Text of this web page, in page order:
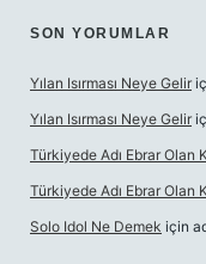
SON YORUMLAR
Yılan Isırması Neye Gelir
Yılan Isırması Neye Gelir
Türkiyede Adı Ebrar Olan
Türkiyede Adı Ebrar Olan
Solo Idol Ne Demek için